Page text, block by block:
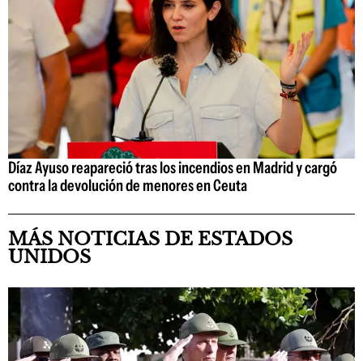
Díaz Ayuso reapareció tras los incendios en Madrid y cargó
contra la devolución de menores en Ceuta
MÁS NOTICIAS DE ESTADOS
UNIDOS